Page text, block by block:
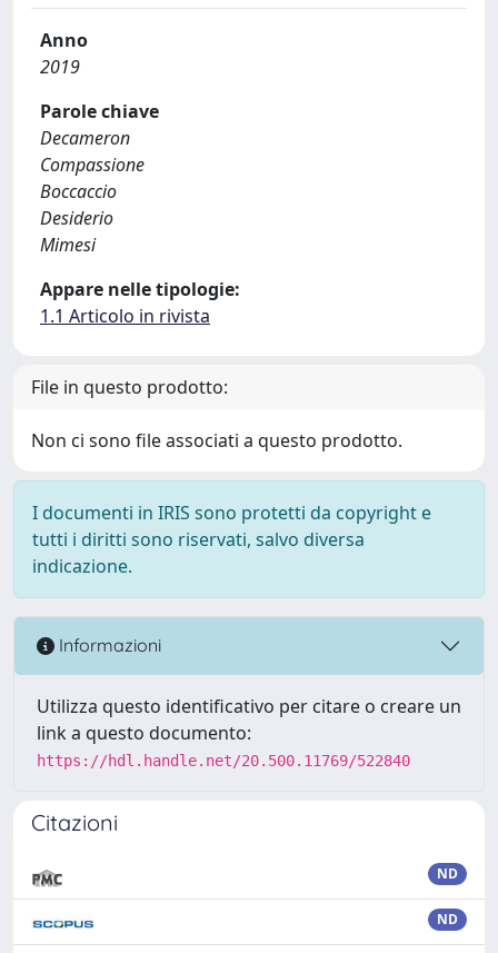
Anno
2019
Parole chiave
Decameron
Compassione
Boccaccio
Desiderio
Mimesi
Appare nelle tipologie:
1.1 Articolo in rivista
File in questo prodotto:
Non ci sono file associati a questo prodotto.
I documenti in IRIS sono protetti da copyright e
tutti i diritti sono riservati, salvo diversa
indicazione.
Informazioni
Utilizza questo identificativo per citare o creare un
link a questo documento:
https://hdl.handle.net/20.500.11769/522840
Citazioni
ND
ND